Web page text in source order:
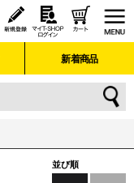
新着商品
並び順